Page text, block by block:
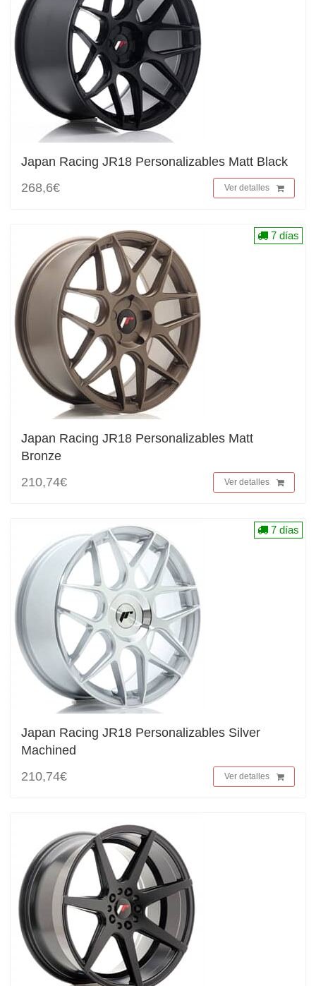
Japan Racing JR18 Personalizables Matt Black
268,6€
Ver detalles
Japan Racing JR18 Personalizables Matt
Bronze
210,74€
Ver detalles
7 días
Japan Racing JR18 Personalizables Silver
Machined
210,74€
Ver detalles
7 días